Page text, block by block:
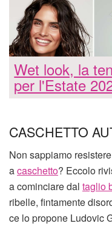
Wet look, la
per l'Estate
CASCHETTO
Non sappiamo
acaschetto? Eccolo
a cominciare dal taglio
ribelle, fintamente
ce lo propone Ludovic